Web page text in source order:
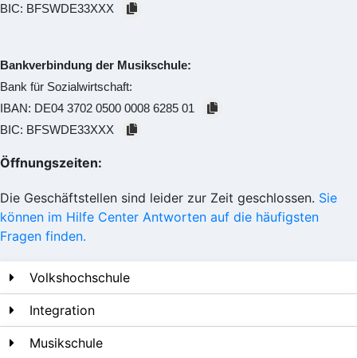
BIC: BFSWDE33XXX
Bankverbindung der Musikschule:
Bank für Sozialwirtschaft:
IBAN: DE04 3702 0500 0008 6285 01
BIC: BFSWDE33XXX
Öffnungszeiten:
Die Geschäftstellen sind leider zur Zeit geschlossen. Sie
können im Hilfe Center Antworten auf die häufigsten
Fragen finden.
Volkshochschule
Integration
Musikschule